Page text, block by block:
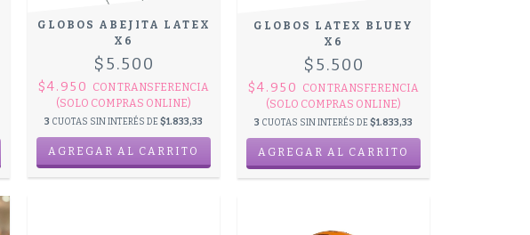
GLOBOS ABEJITA LATEX
X6
$5.500
$4.950 CONTRANSFERENCIA
(SOLO COMPRAS ONLINE)
3 CUOTAS SIN INTERÉS DE$1.833,33
GLOBOS LATEX BLUEY
X6
$5.500
$4.950 CONTRANSFERENCIA
(SOLO COMPRAS ONLINE)
3 CUOTAS SIN INTERÉS DE$1.833,33